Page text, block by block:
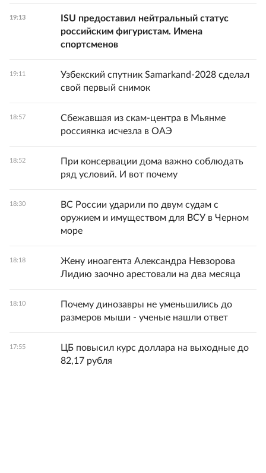
19:13
ISU предоставил нейтральный статус
российским фигуристам. Имена
спортсменов
19:11
Узбекский спутник Samarkand-2028 сделал
свой первый снимок
18:57
Сбежавшая из скам-центра в Мьянме
россиянка исчезла в ОАЭ
18:52
При консервации дома важно соблюдать
ряд условий. И вот почему
18:30
ВС России ударили по двум судам с
оружием и имуществом для ВСУ в Черном
море
18:18
Жену иноагента Александра Невзорова
Лидию заочно арестовали на два месяца
18:10
Почему динозавры не уменьшились до
размеров мыши - ученые нашли ответ
17:55
ЦБ повысил курс доллара на выходные до
82,17 рубля